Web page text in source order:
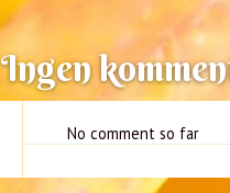
Ingen
No comment so far